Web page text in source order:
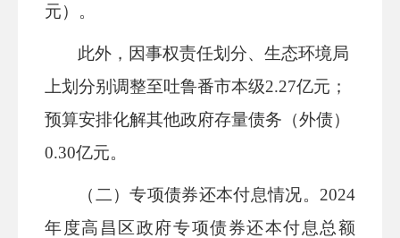
元）。
此外， 因事权责任划分、生态环境局
上划分别调整至吐鲁番市本级2.27亿元；
预算安排化解其他政府存量债务（外债）
0.30亿元。
（二）专项债券还本付息情况。 2024
年度高昌区 政府专项债券还本付息总额